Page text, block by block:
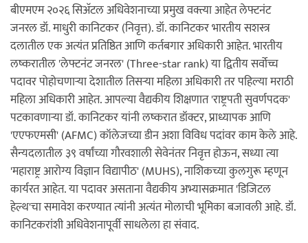
बीएमएम २०२६ सिअ‍ॅटल अधिवेशनाच्या प्रमुख वक्त्या आहेत लेफ्टनंट
जनरल डॉ. माधुरी कानिटकर (निवृत्त). डॉ. कानिटकर भारतीय सशस्त्र
दलातील एक अत्यंत प्रतिष्ठित आणि कर्तबगार अधिकारी आहेत. भारतीय
लष्करातील 'लेफ्टनंट जनरल' (Three-star rank) या द्वितीय सर्वोच्च
पदावर पोहोचणाऱ्या देशातील तिसऱ्या महिला अधिकारी तर पहिल्या मराठी
महिला अधिकारी आहेत. आपल्या वैद्यकीय शिक्षणात 'राष्ट्रपती सुवर्णपदक'
पटकावणाऱ्या डॉ. कानिटकर यांनी लष्करात डॉक्टर, प्राध्यापक आणि
'एएफएमसी' (AFMC) कॉलेजच्या डीन अशा विविध पदांवर काम केले आहे.
सैन्यदलातील ३९ वर्षांच्या गौरवशाली सेवेनंतर निवृत्त होऊन, सध्या त्या
'महाराष्ट्र आरोग्य विज्ञान विद्यापीठ' (MUHS), नाशिकच्या कुलगुरू म्हणून
कार्यरत आहेत. या पदावर असताना वैद्यकीय अभ्यासक्रमात 'डिजिटल
हेल्थ'चा समावेश करण्यात त्यांनी अत्यंत मोलाची भूमिका बजावली आहे. डॉ.
कानिटकरांशी अधिवेशनापूर्वी साधलेला हा संवाद.